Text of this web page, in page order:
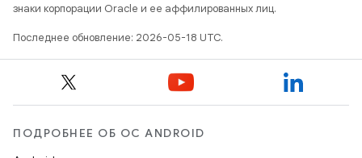
знаки корпорации Oracle и ее аффилированных лиц.
Последнее обновление: 2026-05-18 UTC.
ПОДРОБНЕЕ ОБ ОС ANDROID